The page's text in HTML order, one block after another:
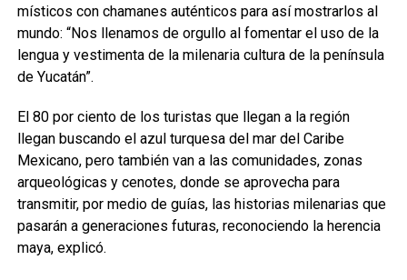
místicos con chamanes auténticos para así mostrarlos al
mundo: “Nos llenamos de orgullo al fomentar el uso de la
lengua y vestimenta de la milenaria cultura de la península
de Yucatán”.
El 80 por ciento de los turistas que llegan a la región
llegan buscando el azul turquesa del mar del Caribe
Mexicano, pero también van a las comunidades, zonas
arqueológicas y cenotes, donde se aprovecha para
transmitir, por medio de guías, las historias milenarias que
pasarán a generaciones futuras, reconociendo la herencia
maya, explicó.